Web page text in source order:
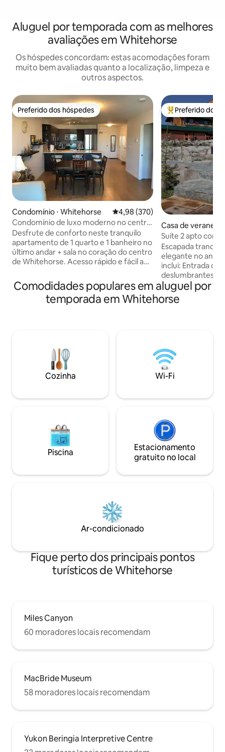
Aluguel por temporada com as melhores
avaliações em Whitehorse
Os hóspedes concordam: estas acomodações foram
muito bem avaliadas quanto a localização, limpeza e
outros aspectos.
Preferido dos hóspedes
Preferido dos hóspedes
Condomínio ⋅ Whitehorse 4,98 de uma avaliação média de
4,98 (370)
Condomínio de luxo moderno no centro
da cidade
Desfrute de conforto neste tranquilo
apartamento de 1 quarto e 1 banheiro no
último andar + sala no coração do centro
de Whitehorse. Acesso rápido e fácil ao
ônibus e muito mais. A unidade inclui
lavanderia na suíte, internet de alta
velocidade e uma TV. A cozinha está
as vistas deslumbrantes da cidade, do rio
Yukon e das montanhas da varanda.
Uma vaga de estacionamento coberta
está incluída.
Entre os
Preferido dos
Casa de veraneio
se
Suíte 2 apto com
para as fontes
Escapada
elegante no
inclui: Entrada
deslumbrantes
Hot Springs,
Entrada privativa
contato via
visualização da
meses mais frios
desfrutar do
Apenas animais
Comodidades populares em aluguel por
temporada em Whitehorse
Cozinha Wi-Fi
Piscina
Estacionamento
gratuito no local
Ar-condicionado
Fique perto dos principais pontos
turísticos de Whitehorse
Miles Canyon
60 moradores locais recomendam
MacBride Museum
58 moradores locais recomendam
Yukon Beringia Interpretive Centre